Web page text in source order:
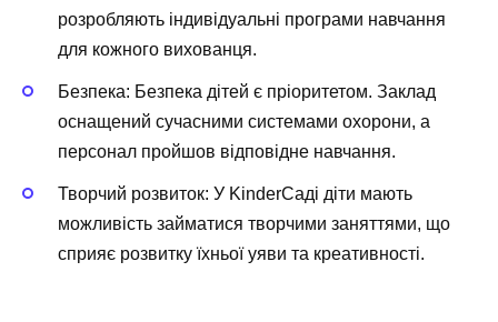
розробляють індивідуальні програми навчання
для кожного вихованця.
Безпека: Безпека дітей є пріоритетом. Заклад
оснащений сучасними системами охорони, а
персонал пройшов відповідне навчання.
Творчий розвиток: У KinderСаді діти мають
можливість займатися творчими заняттями, що
сприяє розвитку їхньої уяви та креативності.